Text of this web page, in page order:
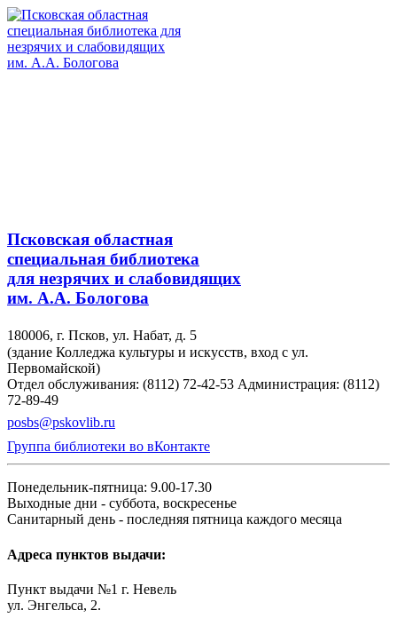
Псковская областная
специальная библиотека
для незрячих и слабовидящих
им. А.А. Бологова
180006, г. Псков, ул. Набат, д. 5
(здание Колледжа культуры и искусств, вход с ул.
Первомайской)
Отдел обслуживания: (8112) 72-42-53 Администрация: (8112)
72-89-49
posbs@pskovlib.ru
Группа библиотеки во вКонтакте
Понедельник-пятница: 9.00-17.30
Выходные дни - суббота, воскресенье
Санитарный день - последняя пятница каждого месяца
Адреса пунктов выдачи:
Пункт выдачи №1 г. Невель
ул. Энгельса, 2.